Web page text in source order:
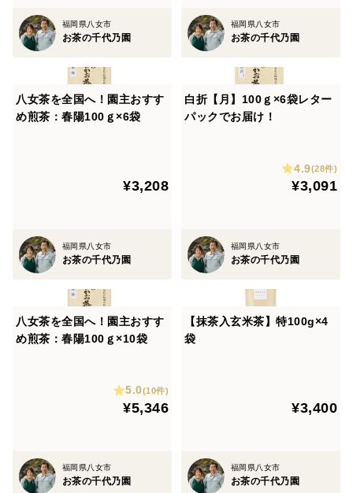
福岡県八女市
お茶の千代乃園
福岡県八女市
お茶の千代乃園
八女茶を全国へ！園主おすす
め煎茶：春陽100ｇ×6袋
¥3,208
福岡県八女市
お茶の千代乃園
白折【月】100ｇ×6袋レター
パックでお届け！
4.9(28件)
¥3,091
福岡県八女市
お茶の千代乃園
八女茶を全国へ！園主おすす
め煎茶：春陽100ｇ×10袋
5.0(10件)
¥5,346
福岡県八女市
お茶の千代乃園
【抹茶入玄米茶】特100g×4
袋
¥3,400
福岡県八女市
お茶の千代乃園